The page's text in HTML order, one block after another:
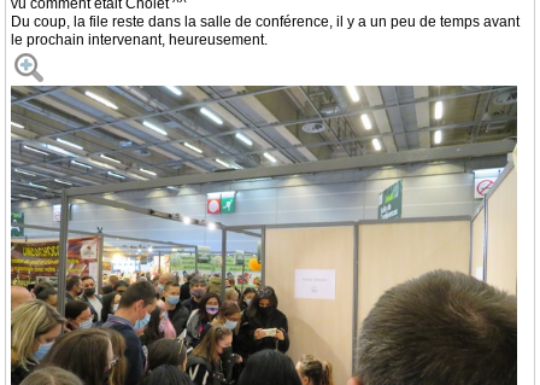
vu comment était Cholet ^^
Du coup, la file reste dans la salle de conférence, il y a un peu de temps avant
le prochain intervenant, heureusement.